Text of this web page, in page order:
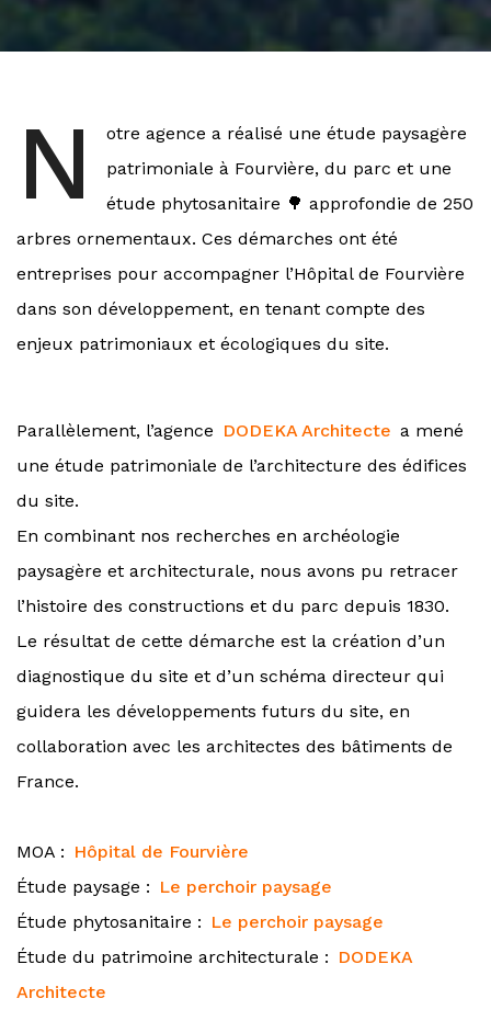
N otre agence a réalisé une étude paysagère
patrimoniale à Fourvière, du parc et une
étude phytosanitaire 🌳 approfondie de 250
arbres ornementaux. Ces démarches ont été
entreprises pour accompagner l’Hôpital de Fourvière
dans son développement, en tenant compte des
enjeux patrimoniaux et écologiques du site.
Parallèlement, l’agence DODEKA Architecte a mené
une étude patrimoniale de l’architecture des édifices
du site.
En combinant nos recherches en archéologie
paysagère et architecturale, nous avons pu retracer
l’histoire des constructions et du parc depuis 1830.
Le résultat de cette démarche est la création d’un
diagnostique du site et d’un schéma directeur qui
guidera les développements futurs du site, en
collaboration avec les architectes des bâtiments de
France.
MOA : Hôpital de Fourvière
Étude paysage : Le perchoir paysage
Étude phytosanitaire : Le perchoir paysage
Étude du patrimoine architecturale : DODEKA
Architecte